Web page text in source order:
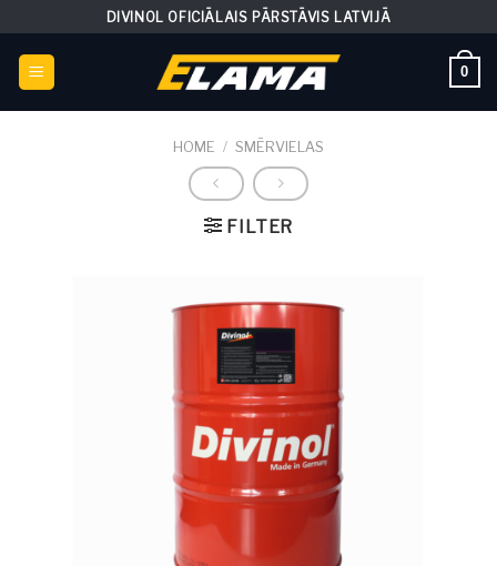
to
content
DIVINOL OFICIĀLAIS PĀRSTĀVIS LATVIJĀ
0
HOME / SMĒRVIELAS
FILTER